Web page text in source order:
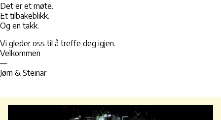
Det er et møte.
Et tilbakeblikk.
Og en takk.
Vi gleder oss til å treffe deg igjen.
Velkommen
—
Jørn & Steinar